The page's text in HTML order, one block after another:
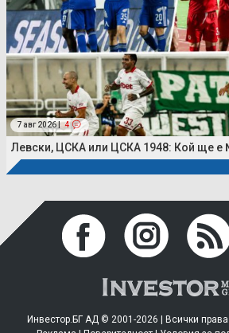
7 авг 2026 | 4
Левски, ЦСКА или ЦСКА 1948: Кой ще е
Инвестор.БГ АД © 2001-2026 | Всички права